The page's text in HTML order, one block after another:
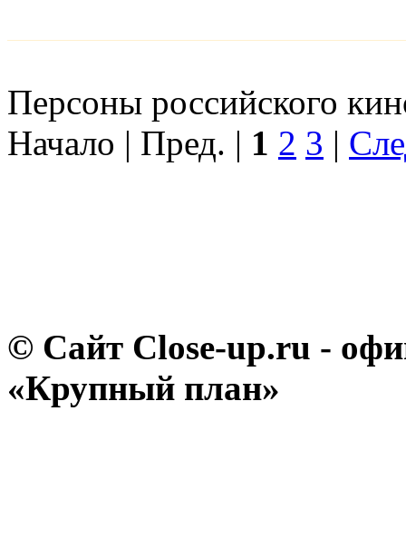
Персоны российского
Начало | Пред. | 1 2 3 |
© Сайт Close-up.ru -
«Крупный план»